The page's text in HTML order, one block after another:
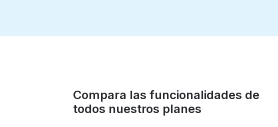
Compara las funcionalidades de
todos nuestros planes